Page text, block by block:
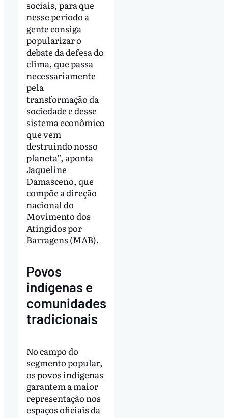
sociais, para que
nesse período a
gente consiga
popularizar o
debate da defesa do
clima, que passa
necessariamente
pela
transformação da
sociedade e desse
sistema econômico
que vem
destruindo nosso
planeta”, aponta
Jaqueline
Damasceno, que
compõe a direção
nacional do
Movimento dos
Atingidos por
Barragens (MAB).
Povos
indígenas e
comunidades
tradicionais
No campo do
segmento popular,
os povos indígenas
garantem a maior
representação nos
espaços oficiais da